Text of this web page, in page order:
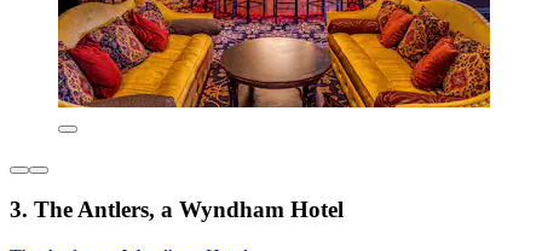
3. The Antlers, a Wyndham Hotel